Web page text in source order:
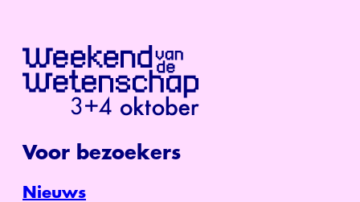
Voor bezoekers
Nieuws